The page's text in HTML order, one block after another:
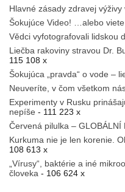
Hlavné zásady zdravej výživy
Šokujúce Video! …alebo
Vědci vyfotografovali lidskou
Liečba rakoviny stravou Dr.
115 108 x
Šokujúca „pravda“ o vode –
Neuveríte, v čom všetkom
Experimenty v Rusku
nepíše - 111 223 x
Červená pilulka – GLOBÁLNÍ
Kurkuma nie je len korenie.
108 613 x
„Vírusy“, baktérie a iné
človeka - 106 624 x